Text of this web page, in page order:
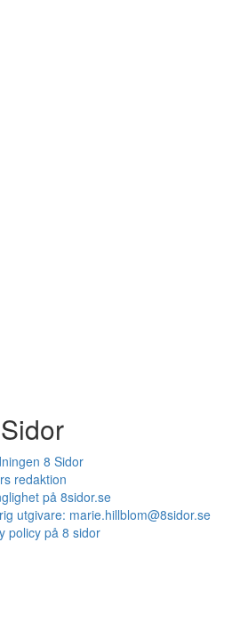
8 Sidor
redaktion
på 8sidor.se
utgivare: marie.hillblom@8sidor.se
policy på 8 sidor